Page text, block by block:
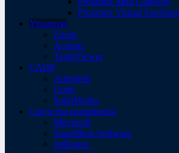
Proxmox Virtual
Утилиты
Zoom
Acronis
TeamViewer
САПР
Autodesk
Corel
SolidWorks
Средства разработки
Microsoft
SmartBear Software
JetBrains